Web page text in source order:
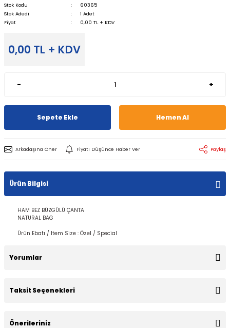
Stok Kodu
60365
Stok Adedi
1 Adet
Fiyat
0,00 TL + KDV
0,00 TL + KDV
- +
Sepete Ekle Hemen Al
Arkadaşına Öner Fiyatı Düşünce Haber Ver Paylaş
Ürün Bilgisi
HAM BEZ BÜZGÜLÜ ÇANTA
NATURAL BAG
Ürün Ebatı / Item Size : Özel / Special
Yorumlar
Taksit Seçenekleri
Önerileriniz